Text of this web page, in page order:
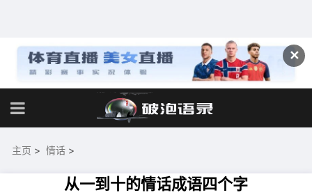
✕
主页 > 情话 >
从一到十的情话成语四个字